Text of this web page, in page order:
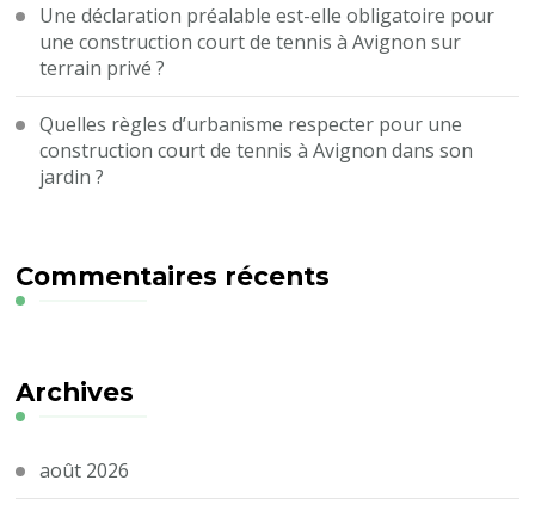
Une déclaration préalable est-elle obligatoire pour
une construction court de tennis à Avignon sur
terrain privé ?
Quelles règles d’urbanisme respecter pour une
construction court de tennis à Avignon dans son
jardin ?
Commentaires récents
Archives
août 2026